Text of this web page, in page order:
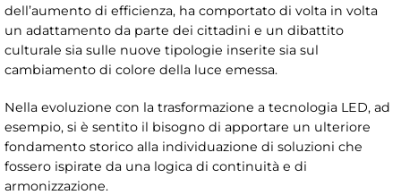
dell’aumento di efficienza, ha comportato di volta in volta
un adattamento da parte dei cittadini e un dibattito
culturale sia sulle nuove tipologie inserite sia sul
cambiamento di colore della luce emessa.
Nella evoluzione con la trasformazione a tecnologia LED, ad
esempio, si è sentito il bisogno di apportare un ulteriore
fondamento storico alla individuazione di soluzioni che
fossero ispirate da una logica di continuità e di
armonizzazione.